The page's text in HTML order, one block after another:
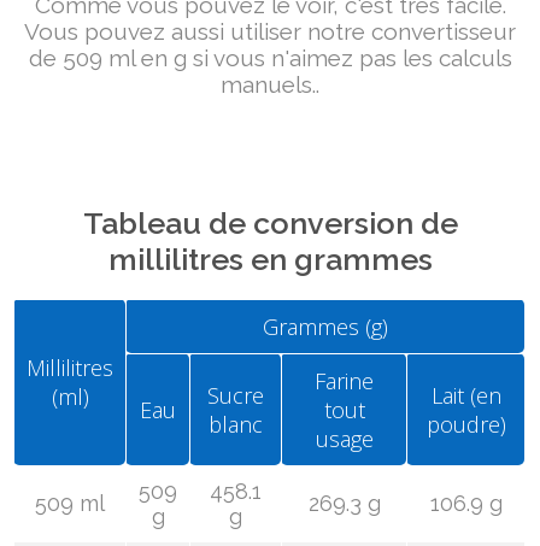
Vous pouvez aussi utiliser notre convertisseur
de 509 ml en g si vous n'aimez pas les calculs
manuels..
Tableau de conversion de
millilitres en grammes
Millilitres
(ml)
Grammes (g)
Eau
Sucre
blanc
Farine
tout
usage
Lait (en
poudre)
509 ml
509
g
458.1
g
269.3 g 106.9 g